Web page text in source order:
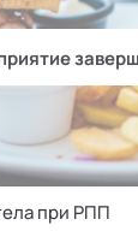
при РПП